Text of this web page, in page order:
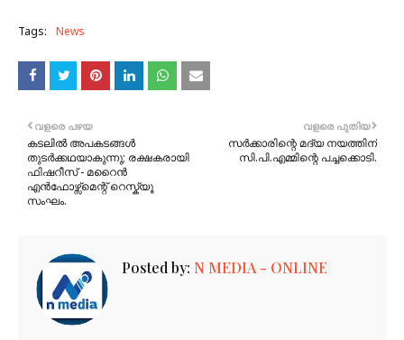
Tags: News
വളരെ പുതിയ
സര്‍ക്കാരിന്റെ മദ്യ നയത്തിന്
സി.പി.എമ്മിന്റെ പച്ചക്കൊടി.
വളരെ പഴയ
കടലിൽ അപകടങ്ങൾ
തുടർക്കഥയാകുന്നു; രക്ഷകരായി
ഫിഷറീസ് - മറൈൻ
എൻഫോഴ്സ്മെന്റ് റെസ്ക്യൂ
സംഘം.
Posted by: N MEDIA - ONLINE